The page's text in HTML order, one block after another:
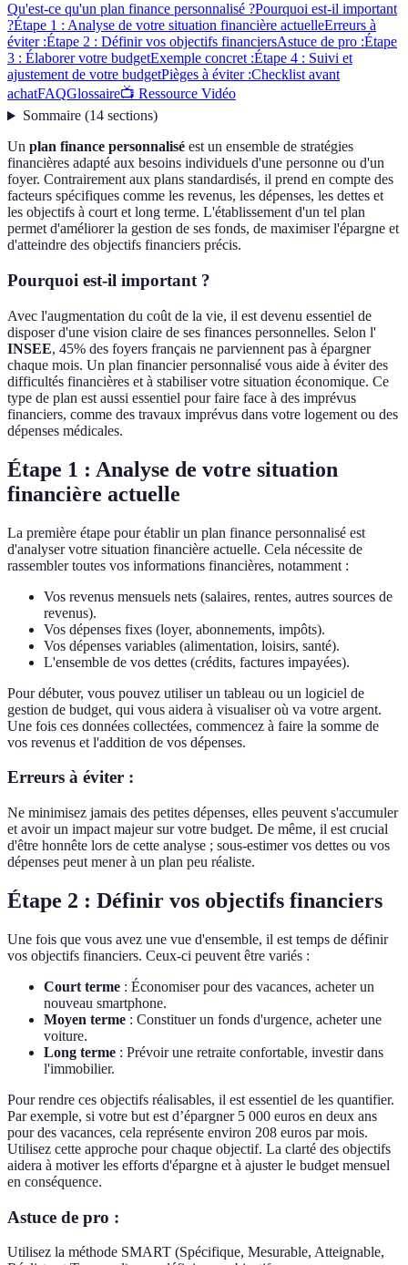
Qu'est-ce qu'un plan finance personnalisé ?Pourquoi est-il important
?Étape 1 : Analyse de votre situation financière actuelleErreurs à
éviter :Étape 2 : Définir vos objectifs financiersAstuce de pro :Étape
3 : Élaborer votre budgetExemple concret :Étape 4 : Suivi et
ajustement de votre budgetPièges à éviter :Checklist avant
achatFAQGlossaire📺 Ressource Vidéo
Sommaire(14 sections)
Un plan finance personnalisé est un ensemble de stratégies
financières adapté aux besoins individuels d'une personne ou d'un
foyer. Contrairement aux plans standardisés, il prend en compte des
facteurs spécifiques comme les revenus, les dépenses, les dettes et
les objectifs à court et long terme. L'établissement d'un tel plan
permet d'améliorer la gestion de ses fonds, de maximiser l'épargne et
d'atteindre des objectifs financiers précis.
Pourquoi est-il important ?
Avec l'augmentation du coût de la vie, il est devenu essentiel de
disposer d'une vision claire de ses finances personnelles. Selon l'
INSEE, 45% des foyers français ne parviennent pas à épargner
chaque mois. Un plan financier personnalisé vous aide à éviter des
difficultés financières et à stabiliser votre situation économique. Ce
type de plan est aussi essentiel pour faire face à des imprévus
financiers, comme des travaux imprévus dans votre logement ou des
dépenses médicales.
Étape 1 : Analyse de votre situation
financière actuelle
La première étape pour établir un plan finance personnalisé est
d'analyser votre situation financière actuelle. Cela nécessite de
rassembler toutes vos informations financières, notamment :
Vos revenus mensuels nets (salaires, rentes, autres sources de
revenus).
Vos dépenses fixes (loyer, abonnements, impôts).
Vos dépenses variables (alimentation, loisirs, santé).
L'ensemble de vos dettes (crédits, factures impayées).
Pour débuter, vous pouvez utiliser un tableau ou un logiciel de
gestion de budget, qui vous aidera à visualiser où va votre argent.
Une fois ces données collectées, commencez à faire la somme de
vos revenus et l'addition de vos dépenses.
Erreurs à éviter :
Ne minimisez jamais des petites dépenses, elles peuvent s'accumuler
et avoir un impact majeur sur votre budget. De même, il est crucial
d'être honnête lors de cette analyse ; sous-estimer vos dettes ou vos
dépenses peut mener à un plan peu réaliste.
Étape 2 : Définir vos objectifs financiers
Une fois que vous avez une vue d'ensemble, il est temps de définir
vos objectifs financiers. Ceux-ci peuvent être variés :
Court terme : Économiser pour des vacances, acheter un
nouveau smartphone.
Moyen terme : Constituer un fonds d'urgence, acheter une
voiture.
Long terme : Prévoir une retraite confortable, investir dans
l'immobilier.
Pour rendre ces objectifs réalisables, il est essentiel de les quantifier.
Par exemple, si votre but est d’épargner 5 000 euros en deux ans
pour des vacances, cela représente environ 208 euros par mois.
Utilisez cette approche pour chaque objectif. La clarté des objectifs
aidera à motiver les efforts d'épargne et à ajuster le budget mensuel
en conséquence.
Astuce de pro :
Utilisez la méthode SMART (Spécifique, Mesurable, Atteignable,